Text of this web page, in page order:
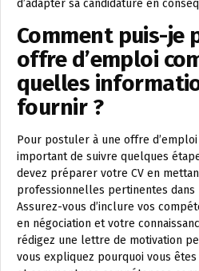
d’adapter sa candidature en
Comment puis-je
offre d’emploi
quelles
fournir ?
Pour postuler à une offre
important de suivre quelques
devez préparer votre CV en
professionnelles pertinentes dans
Assurez-vous d’inclure vos
en négociation et votre
rédigez une lettre de motivation
vous expliquez pourquoi vous